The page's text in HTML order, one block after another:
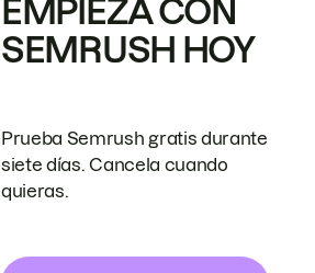
EMPIEZA CON
SEMRUSH HOY
Prueba Semrush gratis durante
siete días. Cancela cuando
quieras.